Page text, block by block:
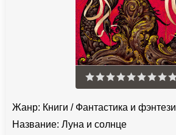
Жанр: Книги / Фантастика и фэнтези
Название: Луна и солнце